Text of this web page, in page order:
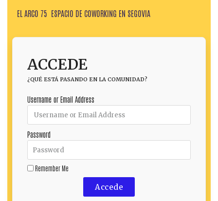
EL ARCO 75 ESPACIO DE COWORKING EN SEGOVIA
ACCEDE
¿QUÉ ESTÁ PASANDO EN LA COMUNIDAD?
Username or Email Address
Password
Remember Me
Accede